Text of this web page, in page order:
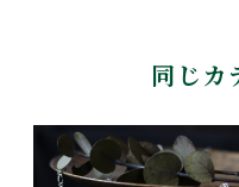
同じカ